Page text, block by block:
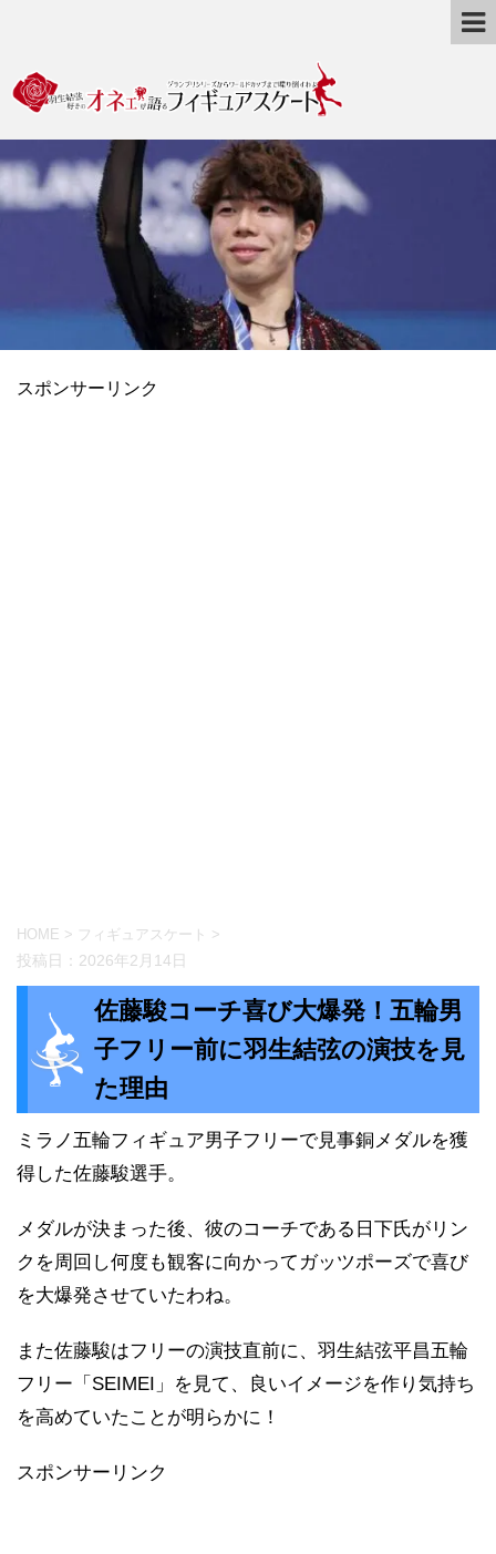
スポンサーリンク
HOME > フィギュアスケート >
投稿日： 2026年2月14日
佐藤駿コーチ喜び大爆発！五輪男
子フリー前に羽生結弦の演技を見
た理由
ミラノ五輪フィギュア男子フリーで見事銅メダルを獲
得した佐藤駿選手。
メダルが決まった後、彼のコーチである日下氏がリン
クを周回し何度も観客に向かってガッツポーズで喜び
を大爆発させていたわね。
また佐藤駿はフリーの演技直前に、羽生結弦平昌五輪
フリー「SEIMEI」を見て、良いイメージを作り気持ち
を高めていたことが明らかに！
スポンサーリンク